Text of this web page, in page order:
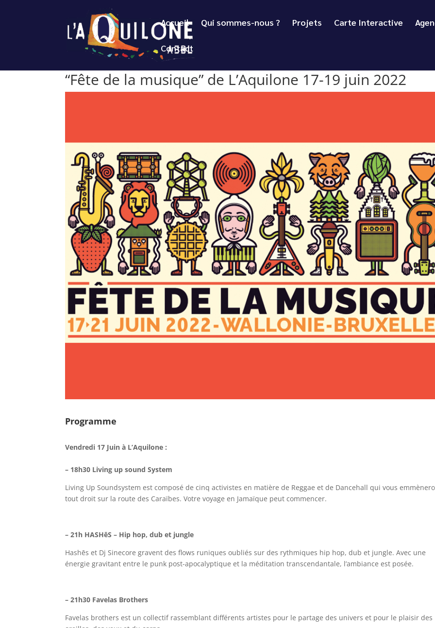
Accueil Qui sommes-nous ? Projets Carte Interactive
Contact
“Fête de la musique” de L’Aquilone 17-19 juin 2022
Programme
Vendredi 17 Juin à L’Aquilone :
– 18h30 Living up sound System
Living Up Soundsystem est composé de cinq activistes en matière de Reggae et de Dancehall qui vous
tout droit sur la route des Caraïbes. Votre voyage en Jamaïque peut commencer.
– 21h HASHēS – Hip hop, dub et jungle
Hashēs et Dj Sinecore gravent des flows runiques oubliés sur des rythmiques hip hop, dub et jungle. Avec une
énergie gravitant entre le punk post-apocalyptique et la méditation transcendantale, l’ambiance est posée.
– 21h30 Favelas Brothers
Favelas brothers est un collectif rassemblant différents artistes pour le partage des univers et pour le plaisir des